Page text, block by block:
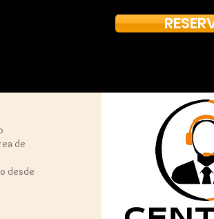
de
desde